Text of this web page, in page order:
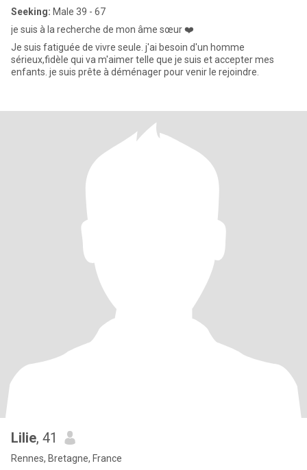
Seeking: Male 39 - 67
je suis à la recherche de mon âme sœur ❤️
Je suis fatiguée de vivre seule. j'ai besoin d'un homme
sérieux,fidèle qui va m'aimer telle que je suis et accepter mes
enfants. je suis prête à déménager pour venir le rejoindre.
Lilie, 41
Rennes, Bretagne, France